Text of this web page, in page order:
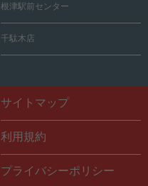
根津駅前センター
千駄木店
サイトマップ
利用規約
プライバシーポリシー